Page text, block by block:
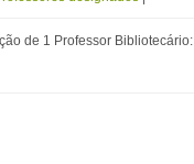
de 1 Professor Bibliotecário: